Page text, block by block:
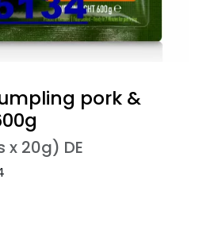
pork &
x 20g) DE